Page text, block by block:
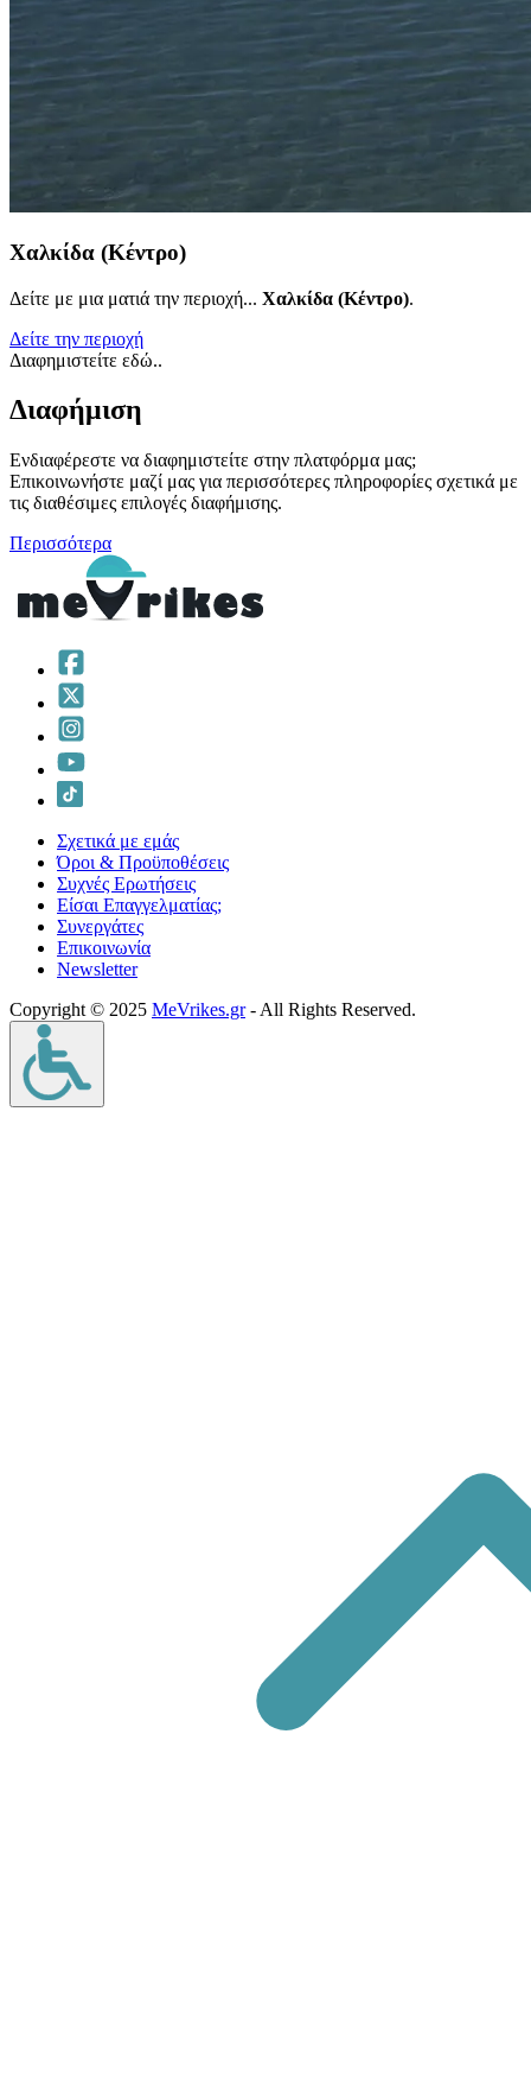
Χαλκίδα (Κέντρο)
Δείτε με μια ματιά την περιοχή... Χαλκίδα (Κέντρο).
Δείτε την περιοχή
Διαφημιστείτε εδώ..
Διαφήμιση
Ενδιαφέρεστε να διαφημιστείτε στην πλατφόρμα μας;
Επικοινωνήστε μαζί μας για περισσότερες πληροφορίες σχετικά με
τις διαθέσιμες επιλογές διαφήμισης.
Περισσότερα
Σχετικά με εμάς
Όροι & Προϋποθέσεις
Συχνές Ερωτήσεις
Είσαι Επαγγελματίας;
Συνεργάτες
Επικοινωνία
Νewsletter
Copyright © 2025 MeVrikes.gr- All Rights Reserved.